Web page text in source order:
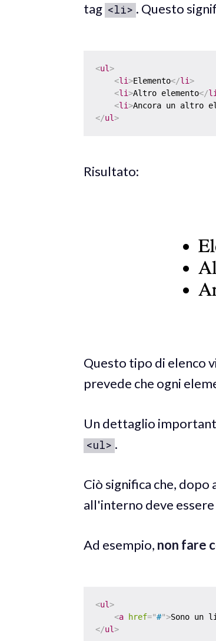
tag <li> . Questo
<ul>
<li>Elemento</li>
<li>Altro elemento</li
<li>Ancora un altro
</ul>
Risultato:
Questo tipo di elenco
prevede che ogni
Un dettaglio
<ul> .
Ciò significa che, dopo
all'interno deve essere
Ad esempio, non fare
<ul>
<a href="#">Sono un
</ul>